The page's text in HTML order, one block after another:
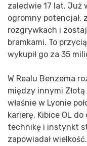
zaledwie 17 lat. Już
ogromny potencjał,
rozgrywkach i
bramkami. To
wykupił go za 35
W Realu Benzema
między innymi
właśnie w Lyonie
karierę. Kibice OL
technikę i instynkt
zapowiadał wielkość.